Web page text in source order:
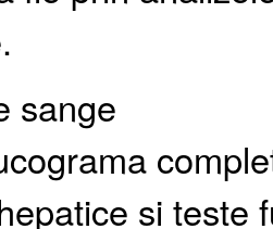
sange
si teste